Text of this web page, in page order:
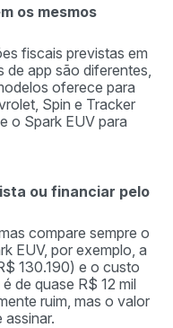
os mesmos
fiscais previstas em
de app são diferentes,
oferece para
Spin e Tracker
o Spark EUV para
ou financiar pelo
compare sempre o
EUV, por exemplo, a
130.190) e o custo
de quase R$ 12 mil
ruim, mas o valor